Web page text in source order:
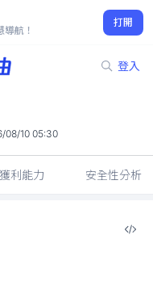
航！
打開
登入
08/10 05:30
獲利能力 安全性分析